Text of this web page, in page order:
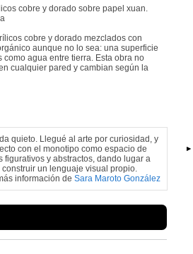
cobre y dorado sobre papel xuan.
cobre y dorado mezclados con
aunque no lo sea: una superficie
agua entre tierra. Esta obra no
cualquier pared y cambian según la
quieto. Llegué al arte por curiosidad, y
con el monotipo como espacio de
y abstractos, dando lugar a
un lenguaje visual propio.
información de Sara Maroto González